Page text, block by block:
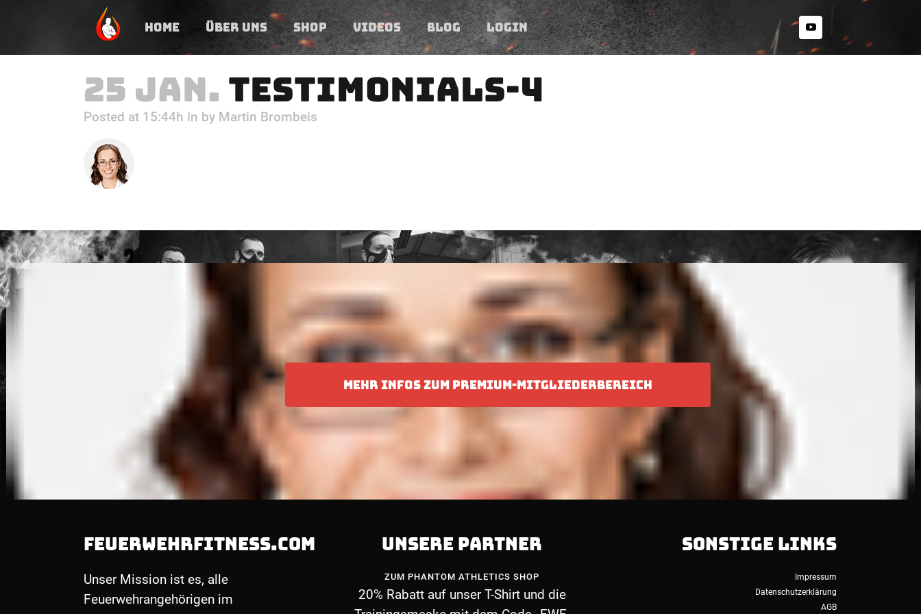
HOME ÜBER UNS SHOP VIDEOS BLOG LOGIN
25 JAN. TESTIMONIALS-4
Posted at 15:44h in by Martin Brombeis
MEHR INFOS ZUM PREMIUM-MITGLIEDERBEREICH
FEUERWEHRFITNESS.COM
Unser Mission ist es, alle
Feuerwehrangehörigen im
UNSERE PARTNER
ZUM PHANTOM ATHLETICS SHOP
20% Rabatt auf unser T-Shirt und die
SONSTIGE LINKS
Impressum
Datenschutzerklärung
AGB